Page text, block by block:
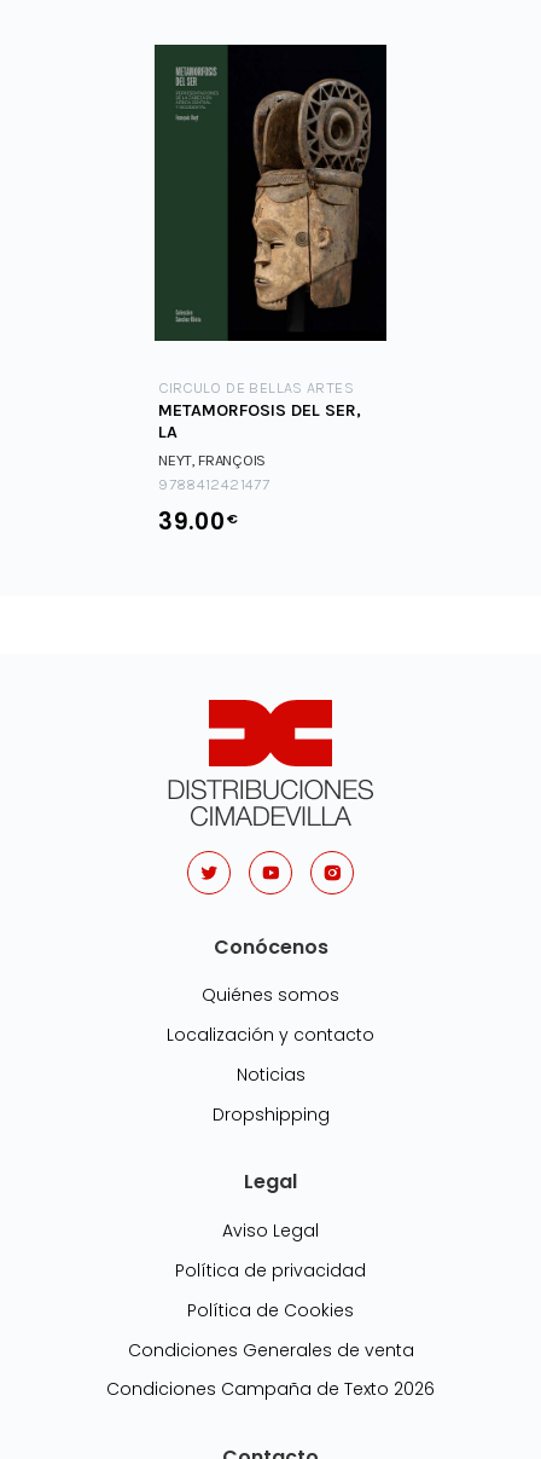
CIRCULO DE BELLAS ARTES
METAMORFOSIS DEL SER,
LA
NEYT, FRANÇOIS
9788412421477
39.00€
Conócenos
Quiénes somos
Localización y contacto
Noticias
Dropshipping
Legal
Aviso Legal
Política de privacidad
Política de Cookies
Condiciones Generales de venta
Condiciones Campaña de Texto 2026